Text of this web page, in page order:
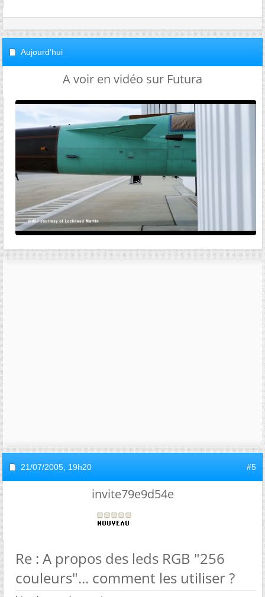
Aujourd'hui
A voir en vidéo sur Futura
21/07/2005, 19h20 #5
invite79e9d54e
Re : A propos des leds RGB "256
couleurs"... comment les utiliser ?